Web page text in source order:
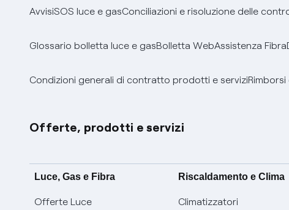
AvvisiSOS luce e gasConciliazioni e risoluzione delle
Glossario bolletta luce e gasBolletta WebAssistenza Fibra
Condizioni generali di contratto prodotti e servizi
Offerte, prodotti e servizi
Luce, Gas e Fibra
Offerte Luce
Riscaldamento e Clima
Climatizzatori